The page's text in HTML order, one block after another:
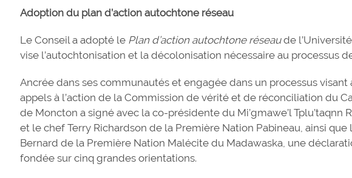
Adoption du plan d’action autochtone réseau
Le Conseil a adopté le Plan d’action autochtone réseaude
vise l’autochtonisation et la décolonisation nécessaire au processus
Ancrée dans ses communautés et engagée dans un processus visant
appels à l’action de la Commission de vérité et de réconciliation du
de Moncton a signé avec la co-présidente du Mi’gmawe’l Tplu’taqnn
et le chef Terry Richardson de la Première Nation Pabineau, ainsi que
Bernard de la Première Nation Malécite du Madawaska, une
fondée sur cinq grandes orientations.